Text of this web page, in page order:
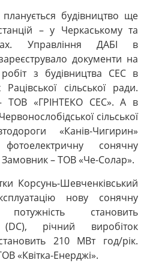
будівництво ще
– у Черкаському та
Управління ДАБІ в
документи на
з будівництва СЕС в
сільської ради.
ТОВ «ГРІНТЕКО СЕС». А в
сільської
«Канів-Чигирин»
сонячну
– ТОВ «Че-Солар».
Корсунь-Шевченківський
нову сонячну
становить
річний виробіток
210 МВт год/рік.
«Квітка-Енерджі».